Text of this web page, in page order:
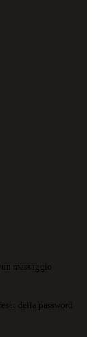
messaggio
della password